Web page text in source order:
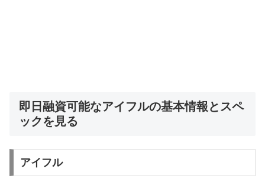
即日融資可能なアイフルの基本情報とスペ
ックを見る
アイフル